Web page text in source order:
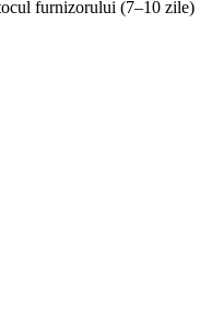
furnizorului (7–10 zile)